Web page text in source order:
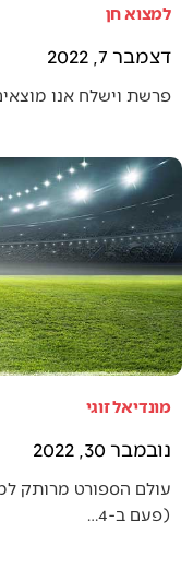
למצוא חן
דצמבר 7, 2022
פרשת וישלח אנו
מונדיאל זוגי
נובמבר 30, 2022
עולם הספורט מרותק
(פעם ב-4…